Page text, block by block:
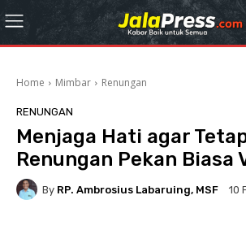
Home Mimbar Renungan
RENUNGAN
Menjaga Hati agar
Renungan Pekan Biasa
By RP. Ambrosius Labaruing, MSF 10